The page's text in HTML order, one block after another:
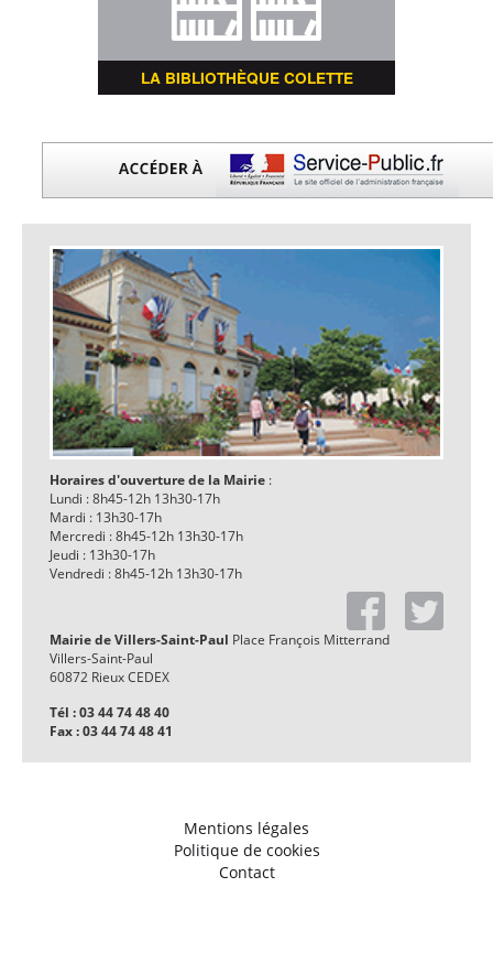
LA BIBLIOTHÈQUE COLETTE
Horaires d'ouverture de la Mairie :
Lundi : 8h45-12h 13h30-17h
Mardi : 13h30-17h
Mercredi : 8h45-12h 13h30-17h
Jeudi : 13h30-17h
Vendredi : 8h45-12h 13h30-17h
Mairie de Villers-Saint-Paul Place François Mitterrand
Villers-Saint-Paul
60872 Rieux CEDEX
Tél : 03 44 74 48 40
Fax : 03 44 74 48 41
Mentions légales
Politique de cookies
Contact